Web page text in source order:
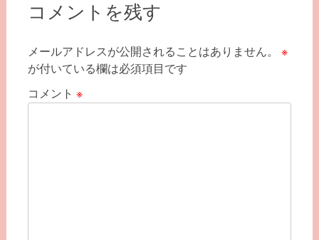
コメントを残す
メールアドレスが公開されることはありません。
※
が付いている欄は必須項目です
コメント ※